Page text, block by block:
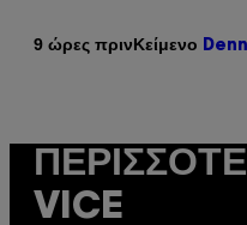
9 ώρες πρινΚείμενο
VICE